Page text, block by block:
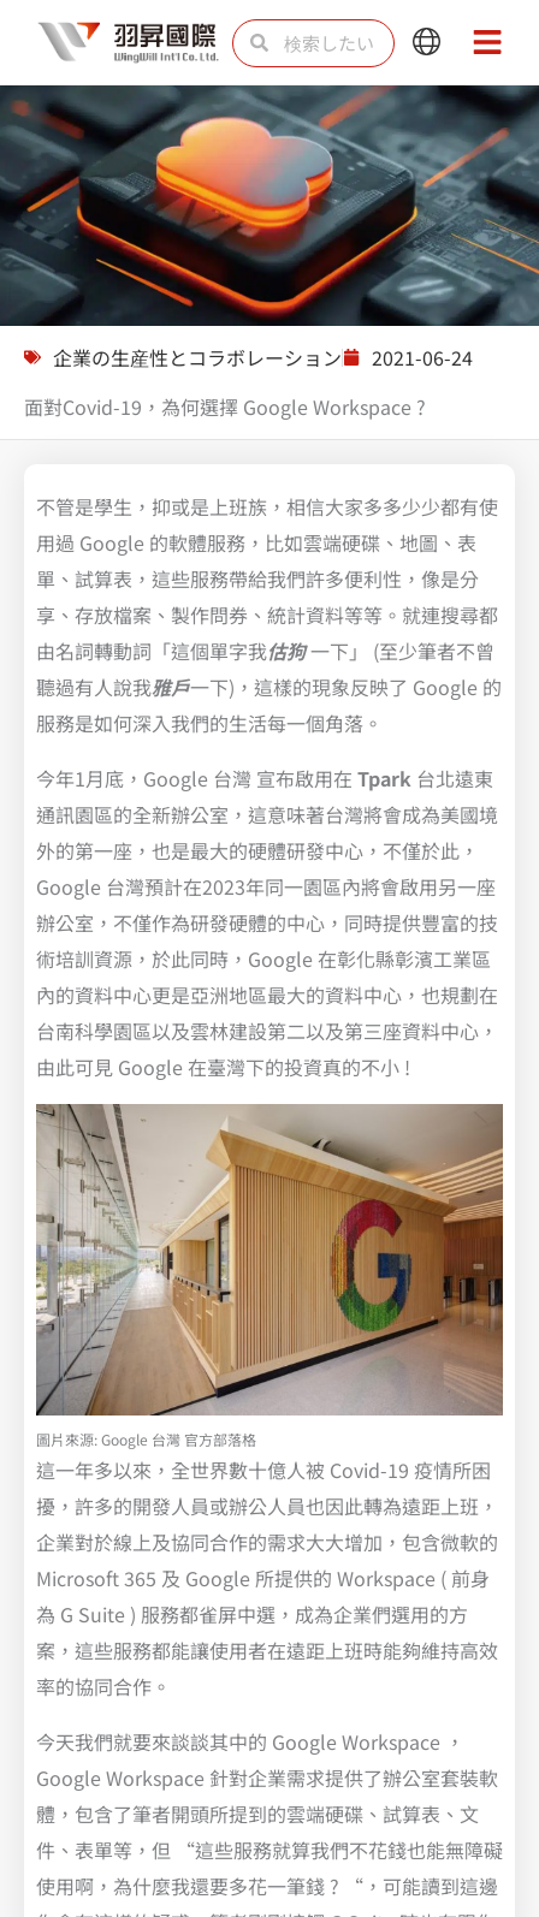
を
ス
キ
プ
検
索 索
Main
Menu
Main
Menu
ソリューション
企業の生産性とコラボレーション
2021-06-24
面對Covid-19，為何選擇 Google Workspace ?
不管是學生，抑或是上班族，相信大家多多少少都有使
用過 Google 的軟體服務，比如雲端硬碟、地圖、表
單、試算表，這些服務帶給我們許多便利性，像是分
享、存放檔案、製作問券、統計資料等等。就連搜尋都
由名詞轉動詞「這個單字我估狗一下」 (至少筆者不曾
聽過有人說我雅戶一下)，這樣的現象反映了 Google 的
服務是如何深入我們的生活每一個角落。
今年1月底，Google 台灣 宣布啟用在 Tpark 台北遠東
通訊園區的全新辦公室，這意味著台灣將會成為美國境
外的第一座，也是最大的硬體研發中心，不僅於此，
Google 台灣預計在2023年同一園區內將會啟用另一座
辦公室，不僅作為研發硬體的中心，同時提供豐富的技
術培訓資源，於此同時，Google 在彰化縣彰濱工業區
內的資料中心更是亞洲地區最大的資料中心，也規劃在
台南科學園區以及雲林建設第二以及第三座資料中心，
由此可見 Google 在臺灣下的投資真的不小 !
圖片來源: Google 台灣 官方部落格
這一年多以來，全世界數十億人被 Covid-19 疫情所困
擾，許多的開發人員或辦公人員也因此轉為遠距上班，
企業對於線上及協同合作的需求大大增加，包含微軟的
Microsoft 365 及 Google 所提供的 Workspace ( 前身
為 G Suite ) 服務都雀屏中選，成為企業們選用的方
案，這些服務都能讓使用者在遠距上班時能夠維持高效
率的協同合作。
今天我們就要來談談其中的 Google Workspace ，
Google Workspace 針對企業需求提供了辦公室套裝軟
體，包含了筆者開頭所提到的雲端硬碟、試算表、文
件、表單等，但 “這些服務就算我們不花錢也能無障礙
使用啊，為什麼我還要多花一筆錢 ? “，可能讀到這邊